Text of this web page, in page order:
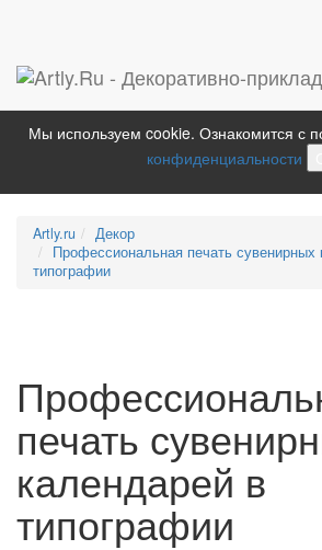
Мы используем cookie. Ознакомится с
конфиденциальности
Artly.ru
Декор
Профессиональная печать сувенирных
типографии
печать
календарей в
типографии